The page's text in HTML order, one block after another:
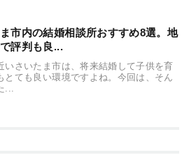
市内の結婚相談所おすすめ8選。地
評判も良...
いさいたま市は、将来結婚して子供を育
とても良い環境ですよね。今回は、そん
...